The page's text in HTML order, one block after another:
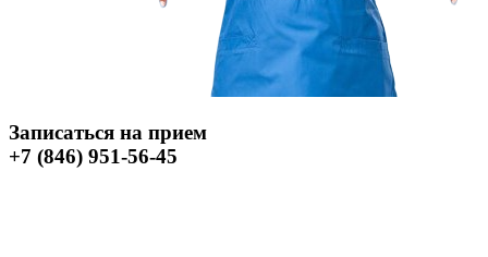
Записаться на прием
+7 (846) 951-56-45